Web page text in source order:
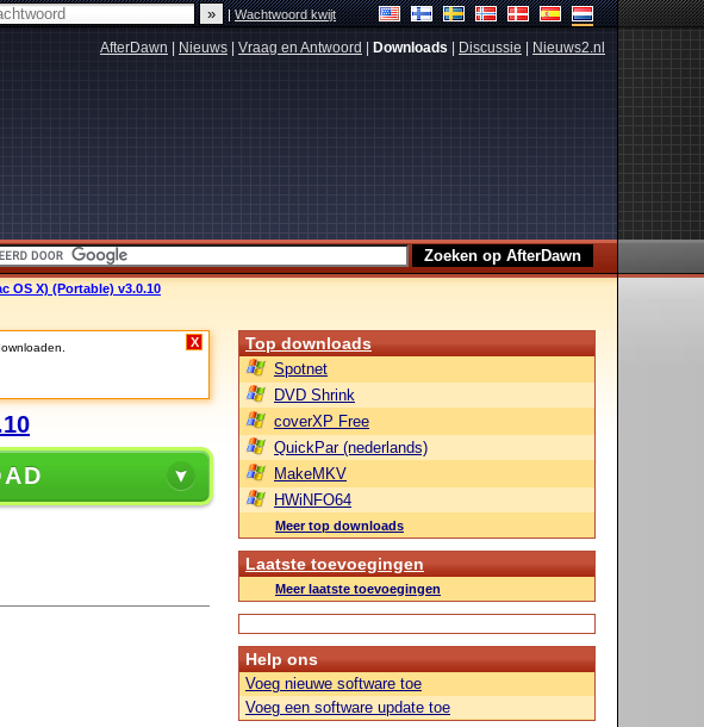
|Wachtwoord kwijt
AfterDawn Nieuws Vraag en Antwoord Downloads Discussie Nieuws2.nl
OS X) (Portable) v3.0.10
X Top downloads
Spotnet
DVD Shrink
coverXP Free
QuickPar (nederlands)
MakeMKV
HWiNFO64
Meer top downloads
Laatste toevoegingen
Meer laatste toevoegingen
Help ons
Voeg nieuwe software toe
Voeg een software update toe